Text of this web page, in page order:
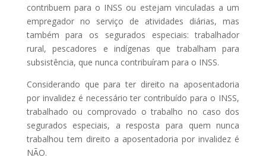
contribuem para o INSS ou estejam vinculadas a um
empregador no serviço de atividades diárias, mas
também para os segurados especiais: trabalhador
rural, pescadores e indígenas que trabalham para
subsistência, que nunca contribuíram para o INSS.
Considerando que para ter direito na aposentadoria
por invalidez é necessário ter contribuído para o INSS,
trabalhado ou comprovado o trabalho no caso dos
segurados especiais, a resposta para quem nunca
trabalhou tem direito a aposentadoria por invalidez é
NÃO.